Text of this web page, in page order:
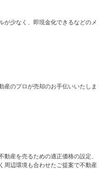
が少なく、即現金化できるなどのメ
産のプロが売却のお手伝いいたしま
産を売るための適正価格の設定、
周辺環境も合わせたご提案で不動産